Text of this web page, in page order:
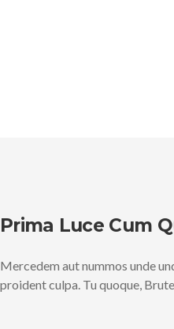
Prima Luce Cum
Mercedem aut nummos unde
proident culpa. Tu quoque,